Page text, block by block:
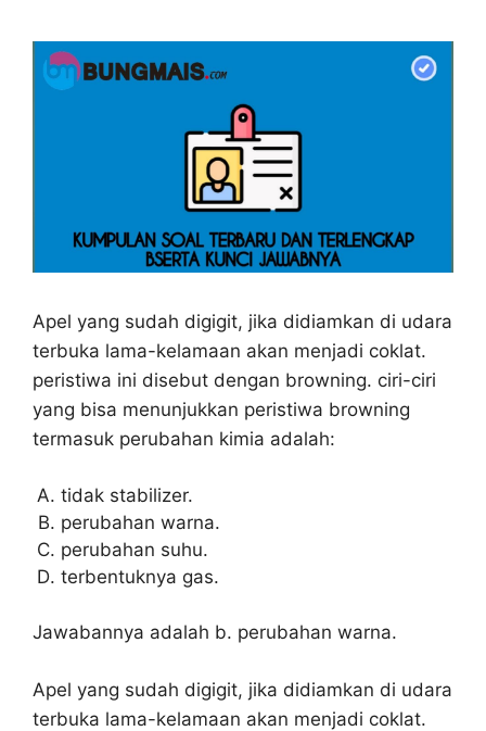
Apel yang sudah digigit, jika didiamkan di udara
terbuka lama-kelamaan akan menjadi coklat.
peristiwa ini disebut dengan browning. ciri-ciri
yang bisa menunjukkan peristiwa browning
termasuk perubahan kimia adalah:
tidak stabilizer.
perubahan warna.
perubahan suhu.
terbentuknya gas.
Jawabannya adalah b. perubahan warna.
Apel yang sudah digigit, jika didiamkan di udara
terbuka lama-kelamaan akan menjadi coklat.